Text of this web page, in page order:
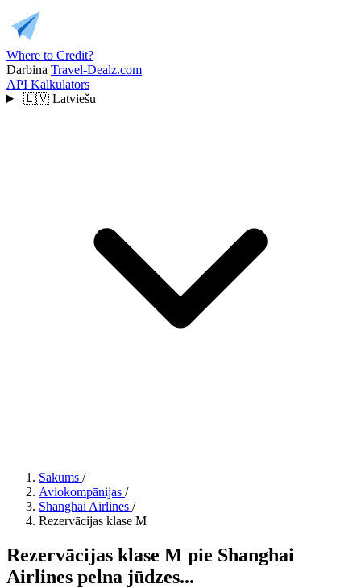
Where to Credit?
Darbina Travel-Dealz.com
API Kalkulators
🇱🇻 Latviešu
Sākums /
Aviokompānijas /
Shanghai Airlines /
Rezervācijas klase M
Rezervācijas klase M pie Shanghai
Airlines pelna jūdzes...